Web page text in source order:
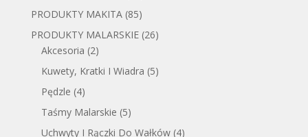
PRODUKTY MAKITA (85)
PRODUKTY MALARSKIE (26)
Akcesoria (2)
Kuwety, Kratki I Wiadra (5)
Pędzle (4)
Taśmy Malarskie (5)
Uchwyty I Rączki Do Wałków (4)